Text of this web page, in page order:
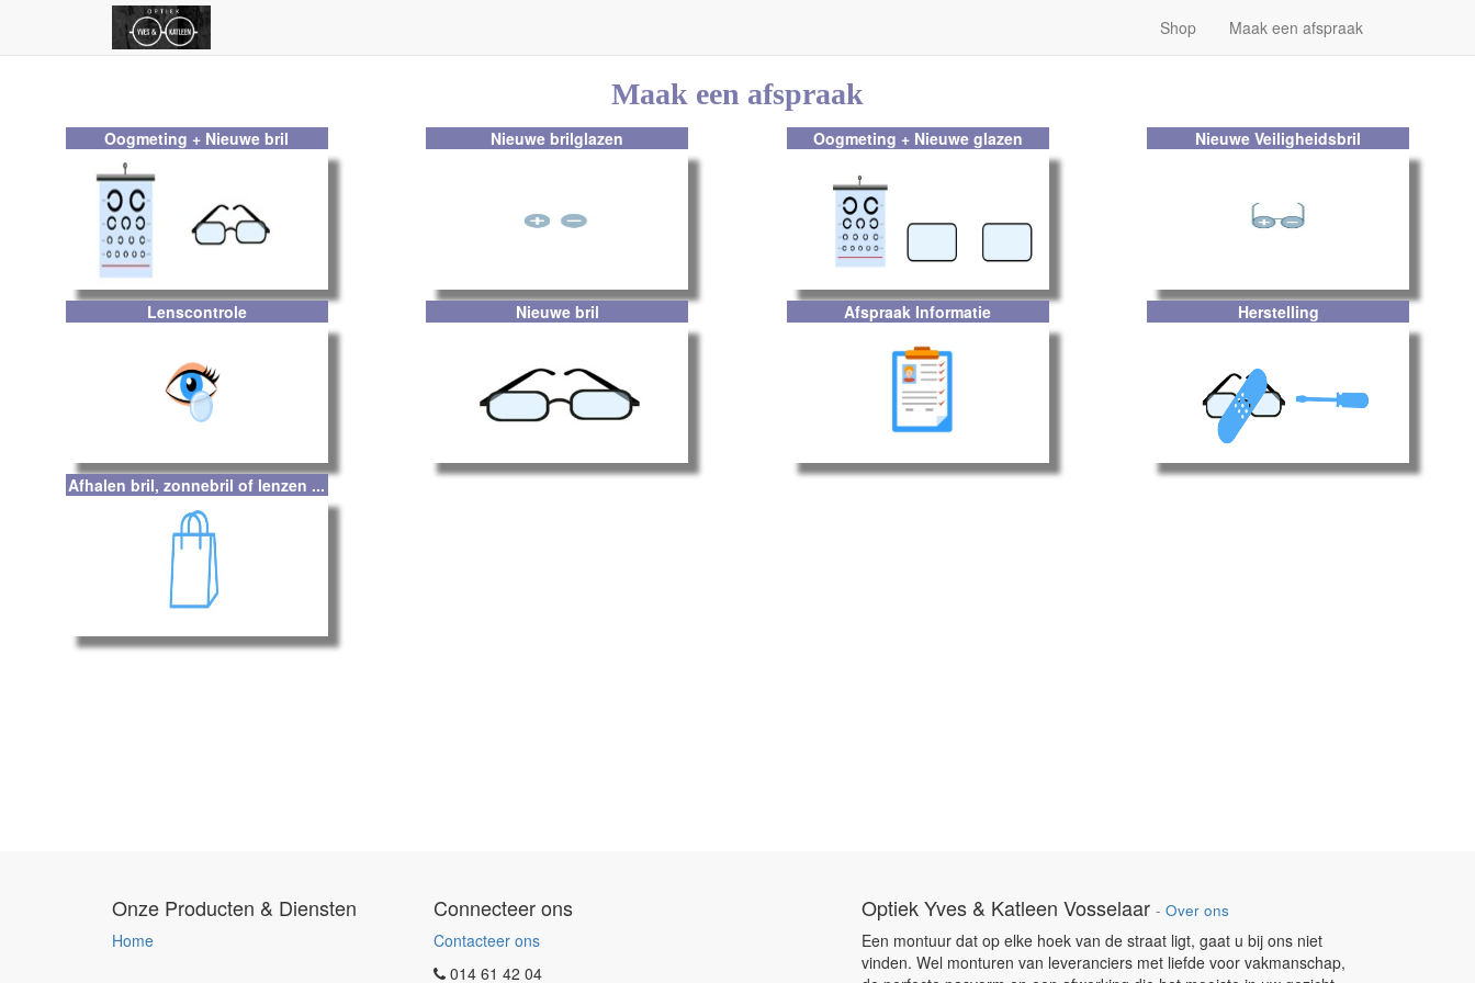
Shop Maak een afspraak
Maak een afspraak
Oogmeting + Nieuwe bril Nieuwe brilglazen Oogmeting + Nieuwe glazen Nieuwe Veiligheidsbril
Lenscontrole Nieuwe bril Afspraak Informatie Herstelling
Afhalen bril, zonnebril of lenzen ...
Onze Producten & Diensten
Home
Connecteer ons
Contacteer ons
014 61 42 04
Optiek Yves & Katleen Vosselaar - Over ons
Een montuur dat op elke hoek van de straat ligt, gaat u bij ons niet
vinden. Wel monturen van leveranciers met liefde voor vakmanschap,